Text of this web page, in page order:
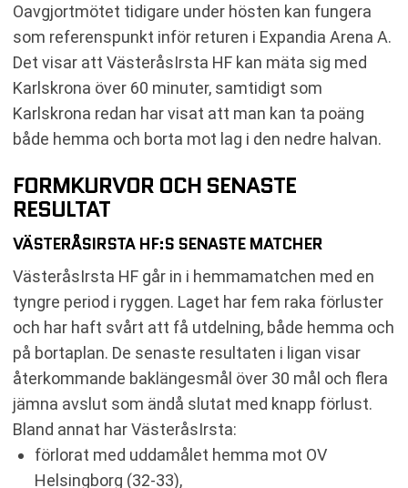
Oavgjortmötet tidigare under hösten kan fungera
som referenspunkt inför returen i Expandia Arena A.
Det visar att VästeråsIrsta HF kan mäta sig med
Karlskrona över 60 minuter, samtidigt som
Karlskrona redan har visat att man kan ta poäng
både hemma och borta mot lag i den nedre halvan.
FORMKURVOR OCH SENASTE
RESULTAT
VÄSTERÅSIRSTA HF:S SENASTE MATCHER
VästeråsIrsta HF går in i hemmamatchen med en
tyngre period i ryggen. Laget har fem raka förluster
och har haft svårt att få utdelning, både hemma och
på bortaplan. De senaste resultaten i ligan visar
återkommande baklängesmål över 30 mål och flera
jämna avslut som ändå slutat med knapp förlust.
Bland annat har VästeråsIrsta:
förlorat med uddamålet hemma mot OV
Helsingborg (32-33),